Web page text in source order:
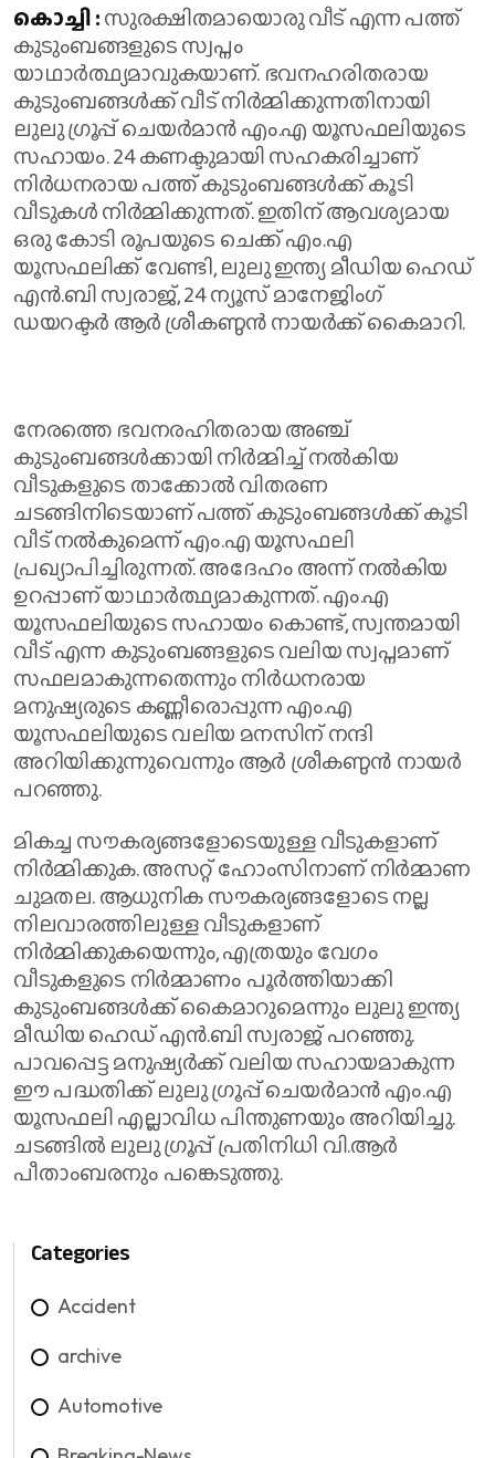
കൊച്ചി :സുരക്ഷിതമായൊരു വീട് എന്ന പത്ത്
കുടുംബങ്ങളുടെ സ്വപ്നം
യാഥാർത്ഥ്യമാവുകയാണ്. ഭവനഹരിതരായ
കുടുംബങ്ങൾക്ക് വീട് നിർമ്മിക്കുന്നതിനായി
ലുലു ​ഗ്രൂപ്പ് ചെയർമാൻ എം.എ യൂസഫലിയുടെ
സഹായം. 24 കണക്ടുമായി സഹകരിച്ചാണ്
നിർധനരായ പത്ത് കുടുംബങ്ങൾക്ക് കൂടി
വീടുകൾ നിർമ്മിക്കുന്നത്. ഇതിന് ആവശ്യമായ
ഒരു കോടി രൂപയുടെ ചെക്ക് എം.എ
യൂസഫലിക്ക് വേണ്ടി, ലുലു ഇന്ത്യ മീഡിയ ഹെഡ്
എൻ.ബി സ്വരാജ്, 24 ന്യൂസ് മാനേജിം​ഗ്
ഡയറക്ടർ ആർ ശ്രീകണ്ഠൻ നായർക്ക് കൈമാറി.
നേരത്തെ ഭവനരഹിതരായ അഞ്ച്
കുടുംബങ്ങൾക്കായി നിർമ്മിച്ച് നൽകിയ
വീടുകളുടെ താക്കോൽ വിതരണ
ചടങ്ങിനിടെയാണ് പത്ത് കുടുംബങ്ങൾക്ക് കൂടി
വീട് നൽകുമെന്ന് എം.എ യൂസഫലി
പ്രഖ്യാപിച്ചിരുന്നത്. അദേഹം അന്ന് നൽകിയ
ഉറപ്പാണ് യാഥാർത്ഥ്യമാകുന്നത്. എം.എ
യൂസഫലിയുടെ സഹായം കൊണ്ട്, സ്വന്തമായി
വീട് എന്ന കുടുംബങ്ങളുടെ വലിയ സ്വപ്നമാണ്
സഫലമാകുന്നതെന്നും നിർധനരായ
മനുഷ്യരുടെ കണ്ണീരൊപ്പുന്ന എം.എ
യൂസഫലിയുടെ വലിയ മനസിന് നന്ദി
അറിയിക്കുന്നുവെന്നും ആർ ശ്രീകണ്ഠൻ നായർ
പറഞ്ഞു.
മികച്ച സൗകര്യങ്ങളോടെയുള്ള വീടുകളാണ്
നിർമ്മിക്കുക. അസറ്റ് ഹോംസിനാണ് നിർമ്മാണ
ചുമതല. ആധുനിക സൗകര്യങ്ങളോടെ നല്ല
നിലവാരത്തിലുള്ള വീടുകളാണ്
നിർമ്മിക്കുകയെന്നും, എത്രയും വേ​ഗം
വീടുകളുടെ നിർമ്മാണം പൂർത്തിയാക്കി
കുടുംബങ്ങൾക്ക് കൈമാറുമെന്നും ലുലു ഇന്ത്യ
മീഡിയ ഹെഡ് എൻ.ബി സ്വരാജ് പറഞ്ഞു.
പാവപ്പെട്ട മനുഷ്യർക്ക് വലിയ സഹായമാകുന്ന
ഈ പദ്ധതിക്ക് ലുലു ​ഗ്രൂപ്പ് ചെയർമാൻ എം.എ
യൂസഫലി എല്ലാവിധ പിന്തുണയും അറിയിച്ചു.
ചടങ്ങിൽ ലുലു ​ഗ്രൂപ്പ് പ്രതിനിധി വി.ആർ
പീതാംബരനും പങ്കെടുത്തു.
Categories
Accident
archive
Automotive